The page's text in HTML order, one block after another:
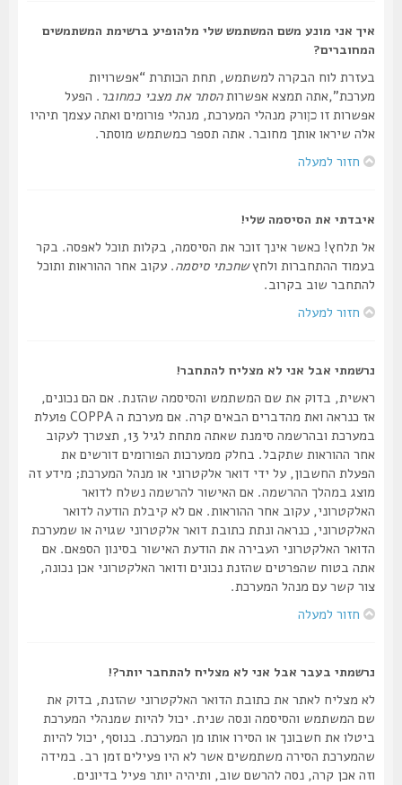
איך אני מונע משם המשתמש שלי מלהופיע ברשימת המשתמשים
המחוברים?
בעזרת לוח הבקרה למשתמש, תחת הכותרת “אפשרויות
מערכת”,אתה תמצא אפשרותהסתר את מצבי כמחובר. הפעל
אפשרות זוכןורק מנהלי המערכת, מנהלי פורומים ואתה עצמך תיהיו
אלה שיראו אותך מחובר. אתה תספר כמשתמש מוסתר.
חזור למעלה
איבדתי את הסיסמה שלי!
אל תלחץ! כאשר אינך זוכר את הסיסמה, בקלות תוכל לאפסה. בקר
בעמוד ההתחברות ולחץשחכתי סיסמה. עקוב אחר ההוראות ותוכל
להתחבר שוב בקרוב.
חזור למעלה
נרשמתי אבל אני לא מצליח להתחבר!
ראשית, בדוק את שם המשתמש והסיסמה שהזנת. אם הם נכונים,
אז כנראה ואת מהדברים הבאים קרה. אם מערכת ה COPPA פועלת
במערכת ובהרשמה סימנת שאתה מתחת לגיל 13, תצטרך לעקוב
אחר ההוראות שתקבל. בחלק ממערכות הפורומים דורשים את
הפעלת החשבון, על ידי דואר אלקטרוני או מנהל המערכת; מידע זה
מוצג במהלך ההרשמה. אם האישור להרשמה נשלח לדואר
האלקטרוני, עקוב אחר ההוראות. אם לא קיבלת הודעה לדואר
האלקטרוני, כנראה ונתת כתובת דואר אלקטרוני שגויה או שמערכת
הדואר האלקטרוני העבירה את הודעת האישור בסינון הספאם. אם
אתה בטוח שהפרטים שהזנת נכונים ודואר האלקטרוני אכן נכונה,
צור קשר עם מנהל המערכת.
חזור למעלה
נרשמתי בעבר אבל אני לא מצליח להתחבר יותר?!
לא מצליח לאתר את כתובת הדואר האלקטרוני שהזנת, בדוק את
שם המשתמש והסיסמה ונסה שנית. יכול להיות שמנהלי המערכת
ביטלו את חשבונך או הסירו אותו מן המערכת. בנוסף, יכול להיות
שהמערכת הסירה משתמשים אשר לא היו פעילים זמן רב. במידה
וזה אכן קרה, נסה להרשם שוב, ותיהיה יותר פעיל בדיונים.